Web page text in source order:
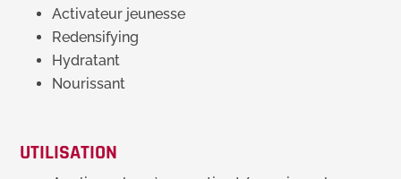
Activateur jeunesse
Redensifying
Hydratant
Nourissant
UTILISATION